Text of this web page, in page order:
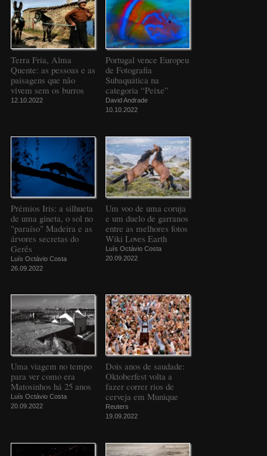
Terra Fria, Alma
Quente: as pessoas e as
paisagens que não
vivem sem os burros
12.10.2022
Portugal vence Europeu
de Fotografia
Subaquática na
categoria “Peixe”
David Andrade
10.10.2022
Prémios Iris: a silhueta
de uma gineta, o sol no
"paraíso" Madeira e as
árvores secretas do
Gerês
Luís Octávio Costa
26.09.2022
Um voo de uma coruja
e um duelo de garranos
entre as melhores fotos
Wiki Loves Earth
Luís Octávio Costa
20.09.2022
Uma viagem no tempo
para ver como era
Matosinhos há 25 anos
Luís Octávio Costa
20.09.2022
Dois anos de saudade:
Oktoberfest volta a
fazer correr rios de
cerveja em Munique
Reuters
19.09.2022